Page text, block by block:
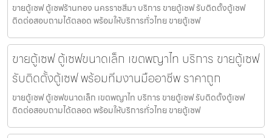
ขายตู้เซฟ ตู้เซฟร้านทอง นครราชสีมา บริการ ขายตู้เซฟ รับติดตั้งตู้เซฟ
ติดต่อสอบถามได้ตลอด พร้อมให้บริการทั่วไทย ขายตู้เซฟ
ขายตู้เซฟ ตู้เซฟขนาดเล็ก เขตพญาไท บริการ ขายตู้เซฟ
รับติดตั้งตู้เซฟ พร้อมทีมงานมืออาชีพ ราคาถูก
ขายตู้เซฟ ตู้เซฟขนาดเล็ก เขตพญาไท บริการ ขายตู้เซฟ รับติดตั้งตู้เซฟ
ติดต่อสอบถามได้ตลอด พร้อมให้บริการทั่วไทย ขายตู้เซฟ